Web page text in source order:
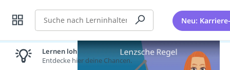
Suche Neu:
Lernen lohnt sich!
Entdecke hier deine Chancen.